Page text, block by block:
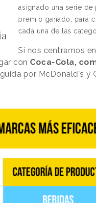
asignado una serie
premio ganado, para
cada una de las
Si nos centramos
con Coca-Cola,
por McDonald's y